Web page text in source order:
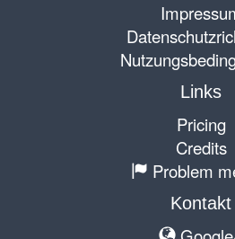
Links
Pricing
Credits
Problem
Kontakt